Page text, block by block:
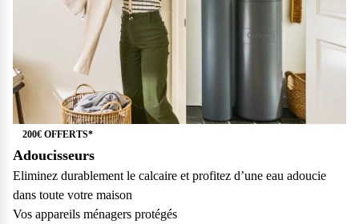
200€ OFFERTS*
Adoucisseurs
Eliminez durablement le calcaire et profitez d’une eau adoucie
dans toute votre maison
Vos appareils ménagers protégés
Questions fréquentes
Consultez notre page de FAQ pour trouver toutes les réponses à
vos questions.